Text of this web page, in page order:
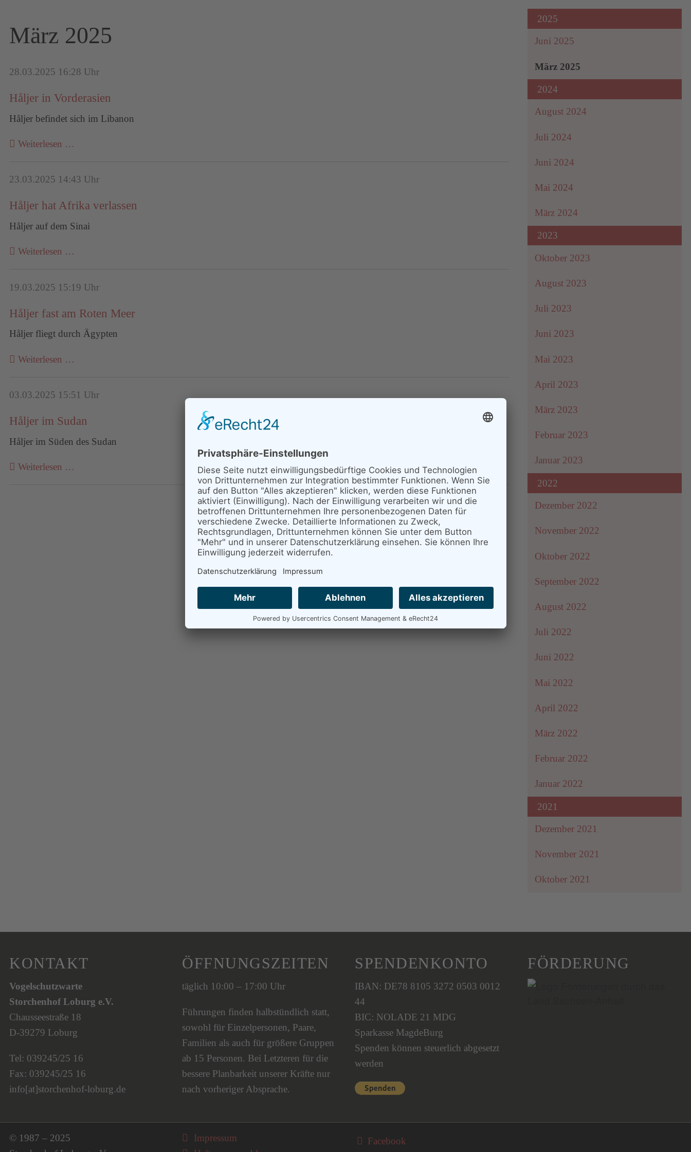
März 2025
28.03.2025 16:28 Uhr
Håljer in Vorderasien
Håljer befindet sich im Libanon
Weiterlesen …
23.03.2025 14:43 Uhr
Håljer hat Afrika verlassen
Håljer auf dem Sinai
Weiterlesen …
19.03.2025 15:19 Uhr
Håljer fast am Roten Meer
Håljer fliegt durch Ägypten
Weiterlesen …
03.03.2025 15:51 Uhr
Håljer im Sudan
Håljer im Süden des Sudan
Weiterlesen …
2025
Juni 2025
März 2025
2024
August 2024
Juli 2024
Juni 2024
Mai 2024
März 2024
2023
Oktober 2023
August 2023
Juli 2023
Juni 2023
Mai 2023
April 2023
März 2023
Februar 2023
Januar 2023
2022
Dezember 2022
November 2022
Oktober 2022
September 2022
August 2022
Juli 2022
Juni 2022
Mai 2022
April 2022
März 2022
Februar 2022
Januar 2022
2021
Dezember 2021
November 2021
Oktober 2021
KONTAKT
Vogelschutzwarte
Storchenhof Loburg e.V.
Chausseestraße 18
D-39279 Loburg
Tel: 039245/25 16
Fax: 039245/25 16
info[at]storchenhof-loburg.de
ÖFFNUNGSZEITEN
täglich 10:00 – 17:00 Uhr
Führungen finden halbstündlich statt,
sowohl für Einzelpersonen, Paare,
Familien als auch für größere Gruppen
ab 15 Personen. Bei Letzteren für die
bessere Planbarkeit unserer Kräfte nur
nach vorheriger Absprache.
SPENDENKONTO
IBAN: DE78 8105 3272 0503 0012
44
BIC: NOLADE 21 MDG
Sparkasse MagdeBurg
Spenden können steuerlich abgesetzt
werden
FÖRDERUNG
© 1987 – 2025
Navigation überspringen
Impressum
Facebook